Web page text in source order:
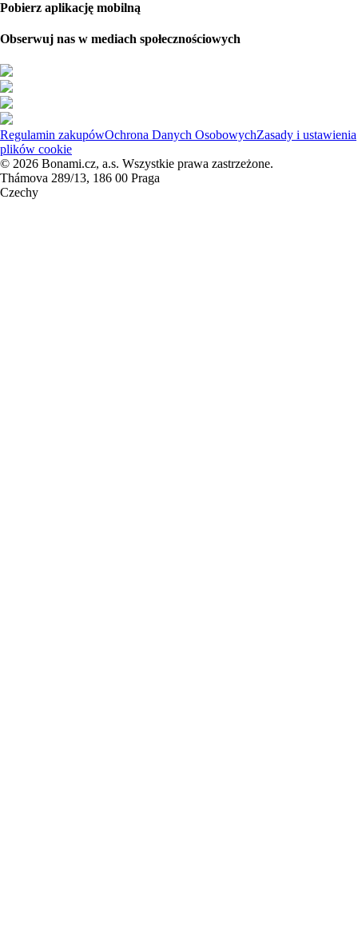
Pobierz aplikację mobilną
Obserwuj nas w mediach społecznościowych
Regulamin zakupówOchrona Danych OsobowychZasady i ustawienia
plików cookie
© 2026 Bonami.cz, a.s. Wszystkie prawa zastrzeżone.
Thámova 289/13, 186 00 Praga
Czechy